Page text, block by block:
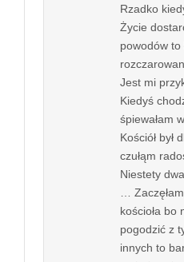
Rzadko
Życie
powodów to
Jest mi
Kiedyś
śpiewałam
Kościół był
czułąm
Niestety
…
kościoła bo
pogodzić z
innych to